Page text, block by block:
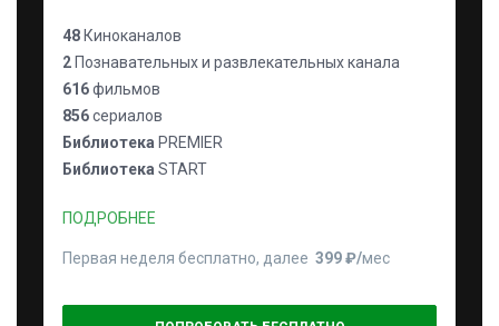
48 Киноканалов
2 Познавательных и развлекательных канала
616фильмов
856сериалов
Библиотека PREMIER
Библиотека START
ПОДРОБНЕЕ
Первая неделя бесплатно, далее 399 ₽⁠/⁠мес